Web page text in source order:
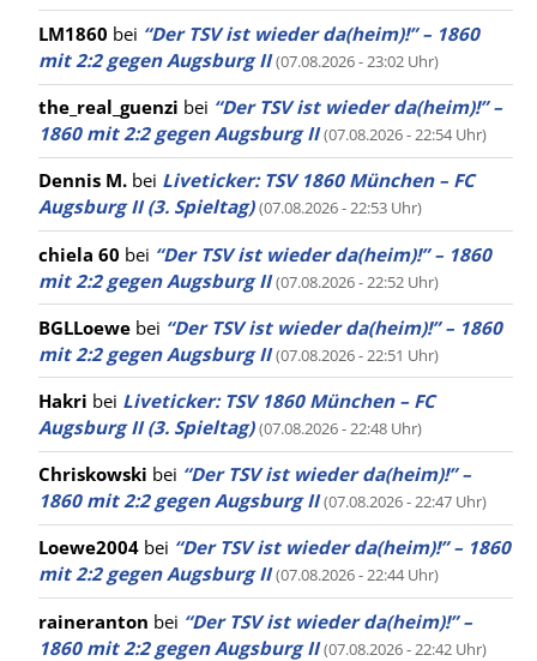
LM1860 bei “Der TSV ist wieder da(heim)!” – 1860
mit 2:2 gegen Augsburg II (07.08.2026 - 23:02 Uhr)
the_real_guenzi bei “Der TSV ist wieder da(heim)!” –
1860 mit 2:2 gegen Augsburg II (07.08.2026 - 22:54 Uhr)
Dennis M. bei Liveticker: TSV 1860 München – FC
Augsburg II (3. Spieltag) (07.08.2026 - 22:53 Uhr)
chiela 60 bei “Der TSV ist wieder da(heim)!” – 1860
mit 2:2 gegen Augsburg II (07.08.2026 - 22:52 Uhr)
BGLLoewe bei “Der TSV ist wieder da(heim)!” – 1860
mit 2:2 gegen Augsburg II (07.08.2026 - 22:51 Uhr)
Hakri bei Liveticker: TSV 1860 München – FC
Augsburg II (3. Spieltag) (07.08.2026 - 22:48 Uhr)
Chriskowski bei “Der TSV ist wieder da(heim)!” –
1860 mit 2:2 gegen Augsburg II (07.08.2026 - 22:47 Uhr)
Loewe2004 bei “Der TSV ist wieder da(heim)!” – 1860
mit 2:2 gegen Augsburg II (07.08.2026 - 22:44 Uhr)
raineranton bei “Der TSV ist wieder da(heim)!” –
1860 mit 2:2 gegen Augsburg II (07.08.2026 - 22:42 Uhr)